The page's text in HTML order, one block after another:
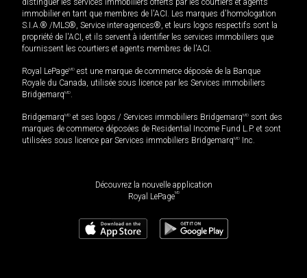
immobilier en tant que membres de l'ACI. Les marques d'homologation
S.I.A.® /MLS®, Service inter-agences®, et leurs logos respectifs sont la
propriété de l'ACI, et ils servent à identifier les services immobiliers que
fournissent les courtiers et agents membres de l'ACI.
Royal LePageMD est une marque de commerce déposée de la Banque
Royale du Canada, utilisée sous licence par les Services immobiliers
BridgemarqMD
BridgemarqMD et ses logos / Services immobiliers BridgemarqMD sont des
marques de commerce déposées de Residential Income Fund L.P. et sont
utilisées sous licence par Services immobiliers BridgemarqMD Inc.
Découvrez la nouvelle application
Royal LePageMD